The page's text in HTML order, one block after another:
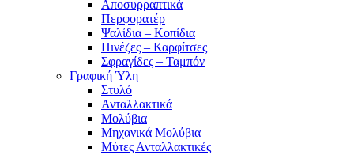
Αποσυρραπτικά
Περφορατέρ
Ψαλίδια – Κοπίδια
Πινέζες – Καρφίτσες
Σφραγίδες – Ταμπόν
Γραφική Ύλη
Στυλό
Ανταλλακτικά
Μολύβια
Μηχανικά Μολύβια
Μύτες Ανταλλακτικές